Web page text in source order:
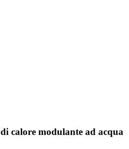
calore modulante ad acqua